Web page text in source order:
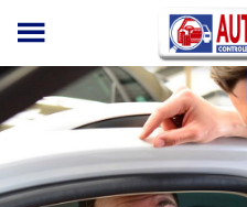
Panneau de gestion des cookies